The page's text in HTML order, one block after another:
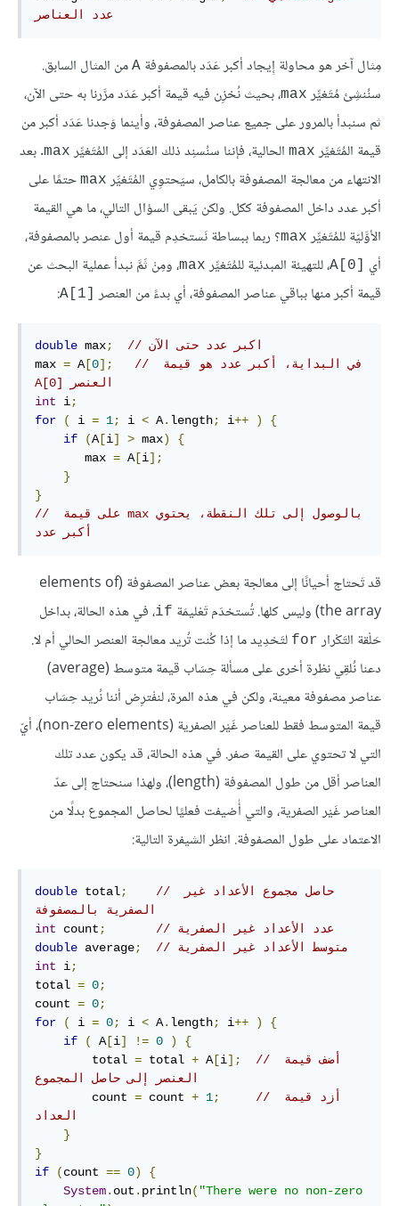
عدد العناصر
مِثال آخر هو محاولة إِيجاد أكبر عَدَد بالمصفوفة A من المثال السابق.
سنُنشِئ مُتَغيِّر max، بحيث نُخزِن فيه قيمة أكبر عَدَد مرَّرنا به حتى الآن،
ثم سنبدأ بالمرور على جميع عناصر المصفوفة، وأينما وَجدنا عَدَد أكبر من
قيمة المُتَغيِّر max الحالية، فإننا سنُسنِد ذلك العَدَد إلى المُتَغيِّر max. بعد
الانتهاء من معالجة المصفوفة بالكامل، سيَحتوِي المُتَغيِّر max حتمًا على
أكبر عدد داخل المصفوفة ككل. ولكن يَبقى السؤال التالي، ما هي القيمة
الأوَّليّة للمُتَغيِّر max؟ ربما ببساطة نَستخدِم قيمة أول عنصر بالمصفوفة،
أي
A[0]
max، ومِنْ ثَمَّ نبدأ عملية البحث عن
قيمة أكبر منها بباقي عناصر المصفوفة، أي بدءً من العنصر
A[1]‎
:
double max;
// اكبر عدد حتى الآن
max = A[0];
// في البداية، أكبر عدد هو قيمة
العنصر‫ A[0]
int i;
for
( i = 1; i < A. length; i++ )
{
if
(A[i] > max)
{
       max
= A[i];
}
}
// ‫بالوصول إلى تلك النقطة، يحتوي max على قيمة
أكبر عدد
قد تَحتاج أحيانًا إلى معالجة بعض عناصر المصفوفة (elements of
the array) وليس كلها. تُستخدَم تَعْليمَة
if، في هذه الحالة، بداخل
حَلْقة التَكْرار for لتَحْدِيد ما إذا كُنت تُريد معالجة العنصر الحالي أم لا.
دعنا نُلقِي نظرة أخرى على مسألة حِسَاب قيمة متوسط (average)
عناصر مصفوفة معينة، ولكن في هذه المرة، لنفْترِض أننا نُريد حِسَاب
قيمة المتوسط فقط للعناصر غَيْر الصفرية (non-zero elements)، أيّ
التي لا تحتوي على القيمة صفر. في هذه الحالة، قد يكون عدد تلك
العناصر أقل من طول المصفوفة (length)، ولهذا سنحتاج إلى عدّ
العناصر غَيْر الصفرية، والتي أُضيفت فعليًا لحاصل المجموع بدلًا من
الاعتماد على طول المصفوفة. انظر الشيفرة التالية:
double total;
// حاصل مجموع الأعداد غير
الصفرية بالمصفوفة
int count;
// عدد الأعداد غير الصفرية
double average;
// متوسط الأعداد غير الصفرية
int i;
total = 0;
count = 0;
for
( i = 0; i < A. length; i++ )
{
if
( A[i] != 0 )
{
        total
= total + A[i];
// أضف قيمة
العنصر إلى حاصل المجموع
        count
= count + 1;
// أزد قيمة
العداد
}
}
if
(count == 0)
{
System. out . println( "There were no non-zero